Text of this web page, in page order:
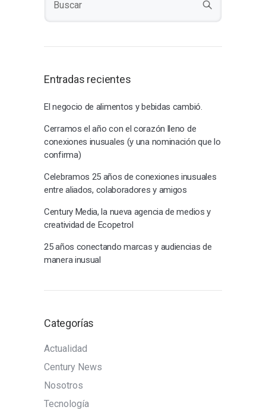
Entradas recientes
El negocio de alimentos y bebidas cambió.
Cerramos el año con el corazón lleno de
conexiones inusuales (y una nominación que lo
confirma)
Celebramos 25 años de conexiones inusuales
entre aliados, colaboradores y amigos
Century Media, la nueva agencia de medios y
creatividad de Ecopetrol
25 años conectando marcas y audiencias de
manera inusual
Categorías
Actualidad
Century News
Nosotros
Tecnología